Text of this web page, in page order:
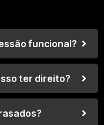
funcional?
ter direito?